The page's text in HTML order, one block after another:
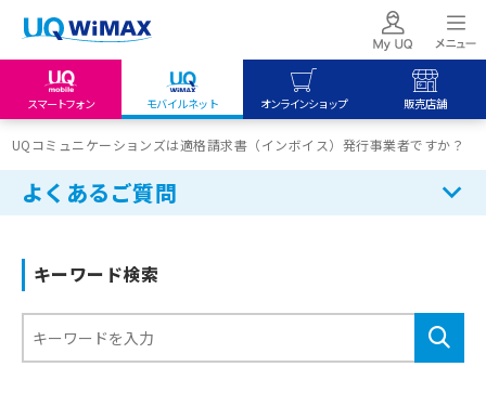
スマートフォン モバイルネット オンラインショップ 販売店舗
my UQ WiMAX
UQ WiMAX ご契約の方
My UQ mobile
UQ mobile
UQ mobile
オンラインショップ
UQ WiMAX
UQ mobile
販売店舗
UQ WiMAX
UQコミュニケーションズは適格請求書（インボイス）発行事業者ですか？
よくあるご質問
キーワード検索